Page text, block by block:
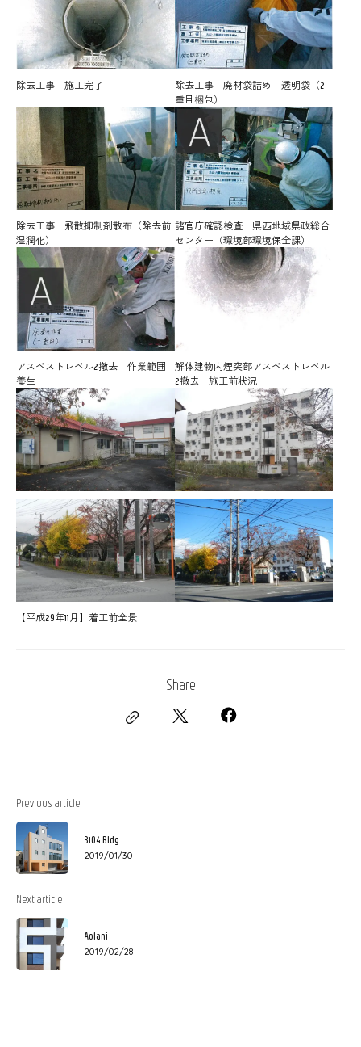
除去工事 施工完了
除去工事 廃材袋詰め 透明袋（2
重目梱包）
除去工事 飛散抑制剤散布（除去前
湿潤化）
諸官庁確認検査 県西地域県政総合
センター（環境部環境保全課）
アスベストレベル2撤去 作業範囲
養生
解体建物内煙突部アスベストレベル
2撤去 施工前状況
【平成29年11月】着工前全景
Share
Previous article
3104 Bldg.
2019/01/30
Next article
Aolani
2019/02/28